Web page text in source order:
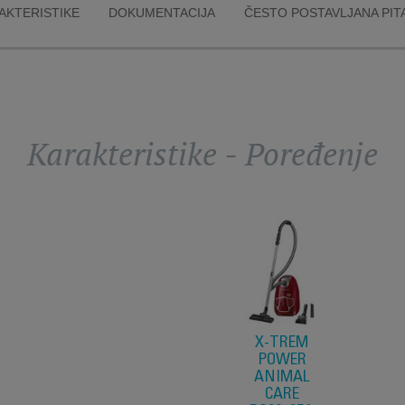
čestice
DOKUMENTACIJA ČESTO POSTAVLJANA
Karakteristike - Poređenje
X-TREM
POWER
ANIMAL
CARE